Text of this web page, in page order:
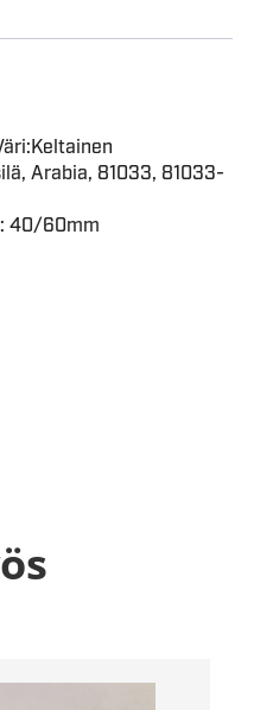
Arabia, 81033, 81033-
40/60mm